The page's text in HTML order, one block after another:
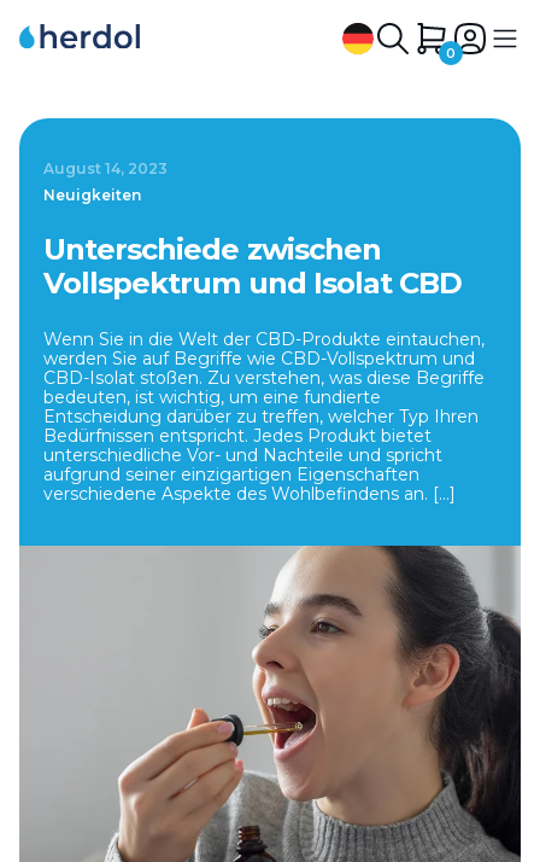
0
CBD-Öl
CBD-Tee
CBG und CBN Oil
CBD Kapseln
CBD Kapseln
CBD Sirup
CBD-, CBG-, CBN-Extrakte
Warum Herdol
Kontakt
August 14, 2023
Neuigkeiten
Unterschiede zwischen
Vollspektrum und Isolat CBD
Wenn Sie in die Welt der CBD-Produkte eintauchen,
werden Sie auf Begriffe wie CBD-Vollspektrum und
CBD-Isolat stoßen. Zu verstehen, was diese Begriffe
bedeuten, ist wichtig, um eine fundierte
Entscheidung darüber zu treffen, welcher Typ Ihren
Bedürfnissen entspricht. Jedes Produkt bietet
unterschiedliche Vor- und Nachteile und spricht
aufgrund seiner einzigartigen Eigenschaften
verschiedene Aspekte des Wohlbefindens an. […]